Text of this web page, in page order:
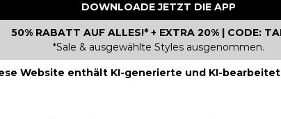
DOWNLOADE JETZT DIE APP
50% RABATT AUF ALLES!* + EXTRA 20% | CODE:
*Sale & ausgewählte Styles ausgenommen.
Website enthält KI-generierte und KI-